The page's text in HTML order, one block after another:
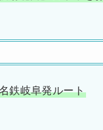
鉄岐阜発ルート